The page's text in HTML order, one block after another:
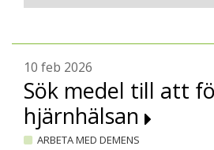
10 feb 2026
Sök medel till att
hjärnhälsan
ARBETA MED DEMENS